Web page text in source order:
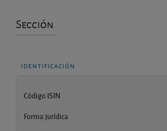
Sección
identificación
Código ISIN
Forma jurídica